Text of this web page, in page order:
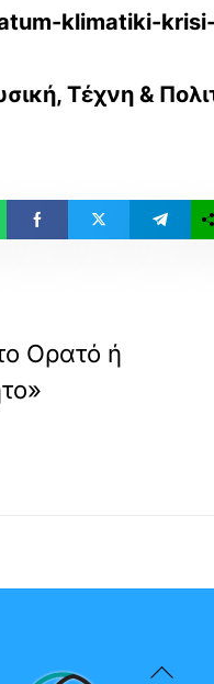
klimatiki-
Τέχνη &
Ορατό ή
Back